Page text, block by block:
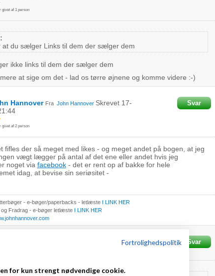
givet af 1person
at du sælger Links til dem der sælger dem
ikke links til dem der sælger dem
at sige om det - lad os tørre øjnene og komme videre :-)
Hannover Fra John Hannover Skrevet 17-
givet af 2person
Svar
fifles der så meget med likes - og meget andet på bogen, at jeg
vægt lægger på antal af det ene eller andet hvis jeg
noget via facebook- det er rent op af bakke for hele
idag, at bevise sin seriøsitet -
- e-bøger/paperbacks - letlæsteI LINK HER
og Fradrag - e-bøger letlæste I LINK HER
Svar
Fortrolighedspolitik
for kun strengt nødvendige cookie.